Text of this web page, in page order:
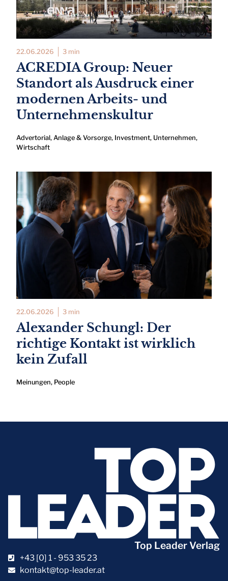
22.06.2026 3 min
ACREDIA Group: Neuer
Standort als Ausdruck einer
modernen Arbeits- und
Unternehmenskultur
Advertorial, Anlage & Vorsorge, Investment, Unternehmen,
Wirtschaft
22.06.2026 3 min
Alexander Schungl: Der
richtige Kontakt ist wirklich
kein Zufall
Meinungen, People
Top Leader Verlag
+43 [0] 1 - 953 35 23
kontakt@top-leader.at